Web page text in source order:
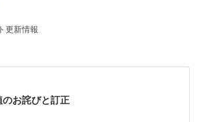
更新情報
お詫びと訂正